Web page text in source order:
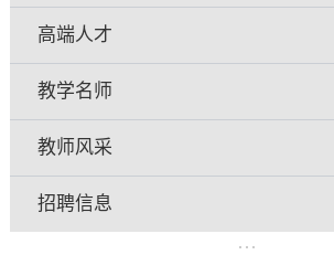
高端人才
教学名师
教师风采
招聘信息